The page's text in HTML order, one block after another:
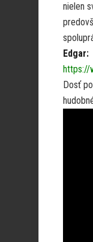
nielen
Edgar:
https://
Dosť